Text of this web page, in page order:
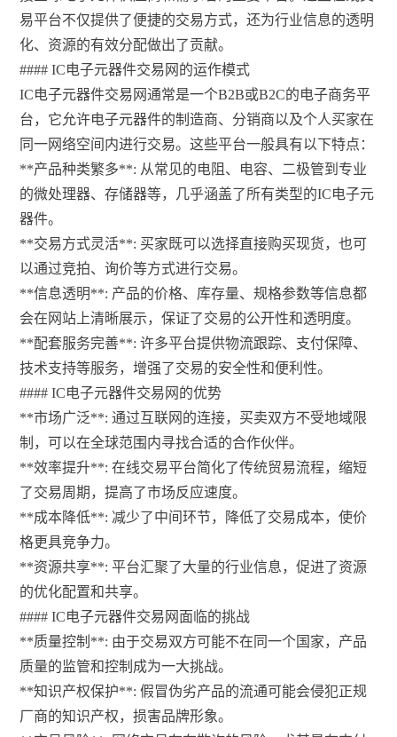
易平台不仅提供了便捷的交易方式，还为行业信息的透明
化、资源的有效分配做出了贡献。
#### IC电子元器件交易网的运作模式
IC电子元器件交易网通常是一个B2B或B2C的电子商务平
台，它允许电子元器件的制造商、分销商以及个人买家在
同一网络空间内进行交易。这些平台一般具有以下特点：
**产品种类繁多**: 从常见的电阻、电容、二极管到专业
的微处理器、存储器等，几乎涵盖了所有类型的IC电子元
器件。
**交易方式灵活**: 买家既可以选择直接购买现货，也可
以通过竞拍、询价等方式进行交易。
**信息透明**: 产品的价格、库存量、规格参数等信息都
会在网站上清晰展示，保证了交易的公开性和透明度。
**配套服务完善**: 许多平台提供物流跟踪、支付保障、
技术支持等服务，增强了交易的安全性和便利性。
#### IC电子元器件交易网的优势
**市场广泛**: 通过互联网的连接，买卖双方不受地域限
制，可以在全球范围内寻找合适的合作伙伴。
**效率提升**: 在线交易平台简化了传统贸易流程，缩短
了交易周期，提高了市场反应速度。
**成本降低**: 减少了中间环节，降低了交易成本，使价
格更具竞争力。
**资源共享**: 平台汇聚了大量的行业信息，促进了资源
的优化配置和共享。
#### IC电子元器件交易网面临的挑战
**质量控制**: 由于交易双方可能不在同一个国家，产品
质量的监管和控制成为一大挑战。
**知识产权保护**: 假冒伪劣产品的流通可能会侵犯正规
厂商的知识产权，损害品牌形象。